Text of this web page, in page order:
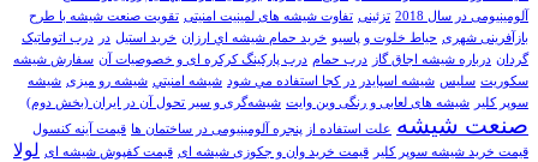
آلومینیومی در سال 2018
تزئینی تفاوت شیشه های لمینیت امنیتی تقویت صنعت شیشه با طرح
بازآفرینی شهری حیاط خلوت و پاسیو خريد حمام شيشه اي ارزان خرید استیل در
درب اتوماتیک
گردان درباره شیشه اجاق گاز درب حمام درب پارکینگ کرکره ای و خصوصیات آن سفارش شیشه
سکوریت سلیس شيشه اسپايدر در کجا استفاده مي شود شيشه امنيتي شیشه رو میزی شیشه
سوپر کلیر
شیشه های لعابی و رنگی وین وایت شیشه‌گری و سیر تحول آن در ایران (بخش دوم)
صنعت شيشه علت استفاده از پنجره آلومینیومی در ساختمان ها قیمت آینه کنسول
قیمت خرید شیشه سوپر کلیر
قیمت خرید وان و جکوزی شیشه ای قیمت کفپوش شیشه ای لولا